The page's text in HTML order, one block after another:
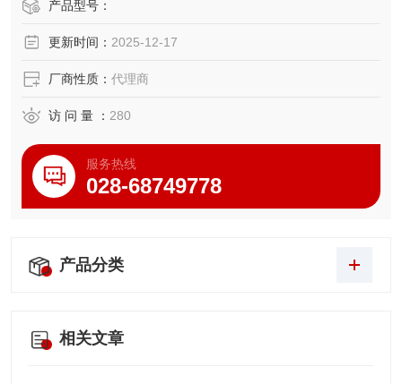
外形尺寸 ： 155x182x85 (宽x深x高)
温度传感器：PE-100 锥板型专用传感器
温度传感器：PB-100 主轴型专用传感器
TD-100S该设备配备串行输出
产品型号：
更新时间： 2025-12-17
厂商性质： 代理商
访 问 量 ： 280
服务热线
028-68749778
产品分类
相关文章